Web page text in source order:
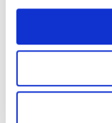
Ayarlar butonuna
Metnimizi ziyaret
6698 sayılı Kişisel
okumak ve
gerçekleştirilen
detaylı bilgi